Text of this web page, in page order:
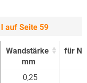
auf Seite 59
Wandstärke
mm
für
Wandstärke
0,25